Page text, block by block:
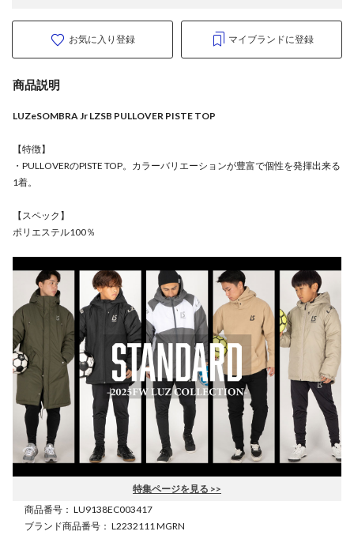
お気に入り登録 マイブランドに登録
商品説明
LUZeSOMBRA Jr LZSB PULLOVER PISTE TOP
【特徴】
・PULLOVERのPISTE TOP。カラーバリエーションが豊富で個性を発揮出来る
1着。
【スペック】
ポリエステル100％
特集ページを見る >>
商品番号 ： LU9138EC003417
ブランド商品番号 ： L2232111 MGRN